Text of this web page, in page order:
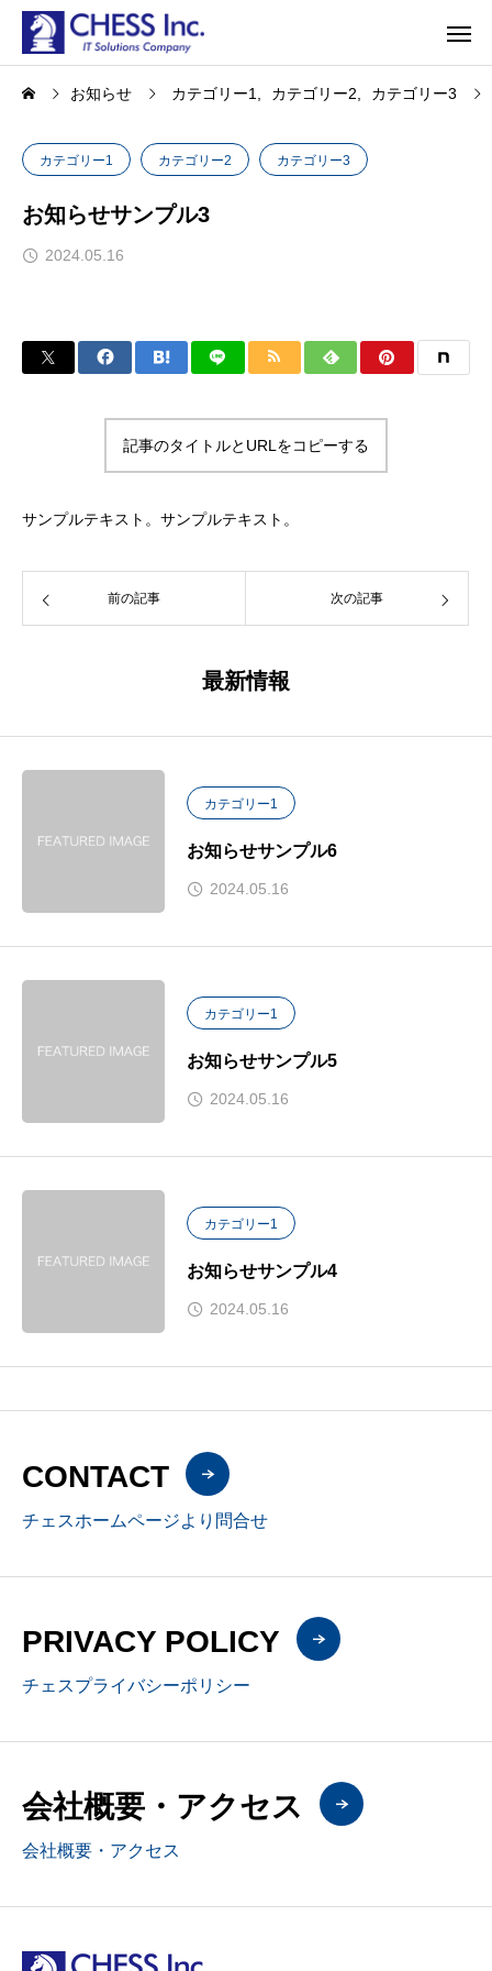
お知らせ カテゴリー1 カテゴリー2 カテゴリー3
カテゴリー1 カテゴリー2 カテゴリー3
お知らせサンプル3
2024.05.16
記事のタイトルとURLをコピーする
サンプルテキスト。サンプルテキスト。
前の記事 次の記事
最新情報
カテゴリー1
お知らせサンプル6
2024.05.16
カテゴリー1
お知らせサンプル5
2024.05.16
カテゴリー1
お知らせサンプル4
2024.05.16
CONTACT
チェスホームページより問合せ
PRIVACY POLICY
チェスプライバシーポリシー
会社概要・アクセス
会社概要・アクセス